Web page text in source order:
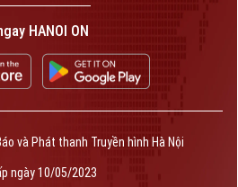
và Phát thanh Truyền hình Hà Nội Giấy
ngày 10/05/2023
Láng-Hà Nội
Nguyễn Minh Đức, Nguyễn Thành Lợi
HANOI ON
và Phát thanh Truyền hình Hà Nội
ngày 10/05/2023